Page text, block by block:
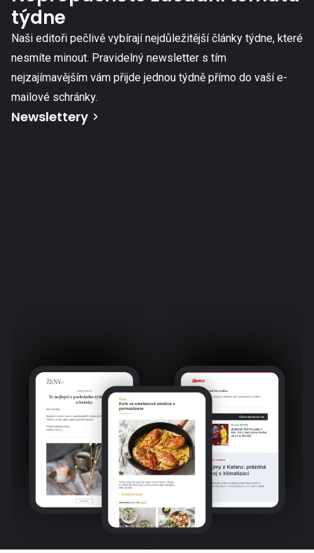
týdne
Naši editoři pečlivě vybírají nejdůležitější články týdne, které
nesmíte minout. Pravidelný newsletter s tím
nejzajímavějším vám přijde jednou týdně přímo do vaší e-
mailové schránky.
Newslettery